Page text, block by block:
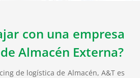
con una empresa
Almacén Externa?
de logística de Almacén, A&T es